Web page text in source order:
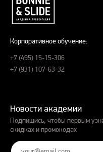
Корпоративное обучение:
+7 (495) 15-15-306
+7 (931) 107-63-32
Новости академии
Подпишись, чтобы первым
скидках и промокодах